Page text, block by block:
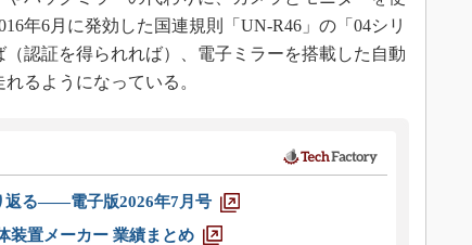
年6月に発効した国連規則「UN-R46」の「04シリ
認証を得られれば）、電子ミラーを搭載した自動
るようになっている。
返る――電子版2026年7月号
装置メーカー 業績まとめ